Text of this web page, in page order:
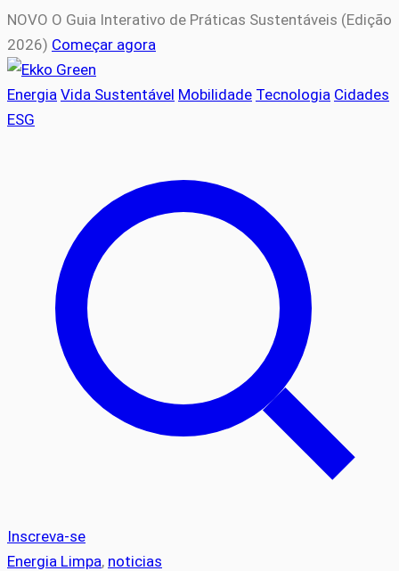
NOVO O Guia Interativo de Práticas Sustentáveis (Edição
2026) Começar agora
Energia Vida Sustentável Mobilidade Tecnologia Cidades
ESG
Inscreva-se
Energia Limpa, noticias